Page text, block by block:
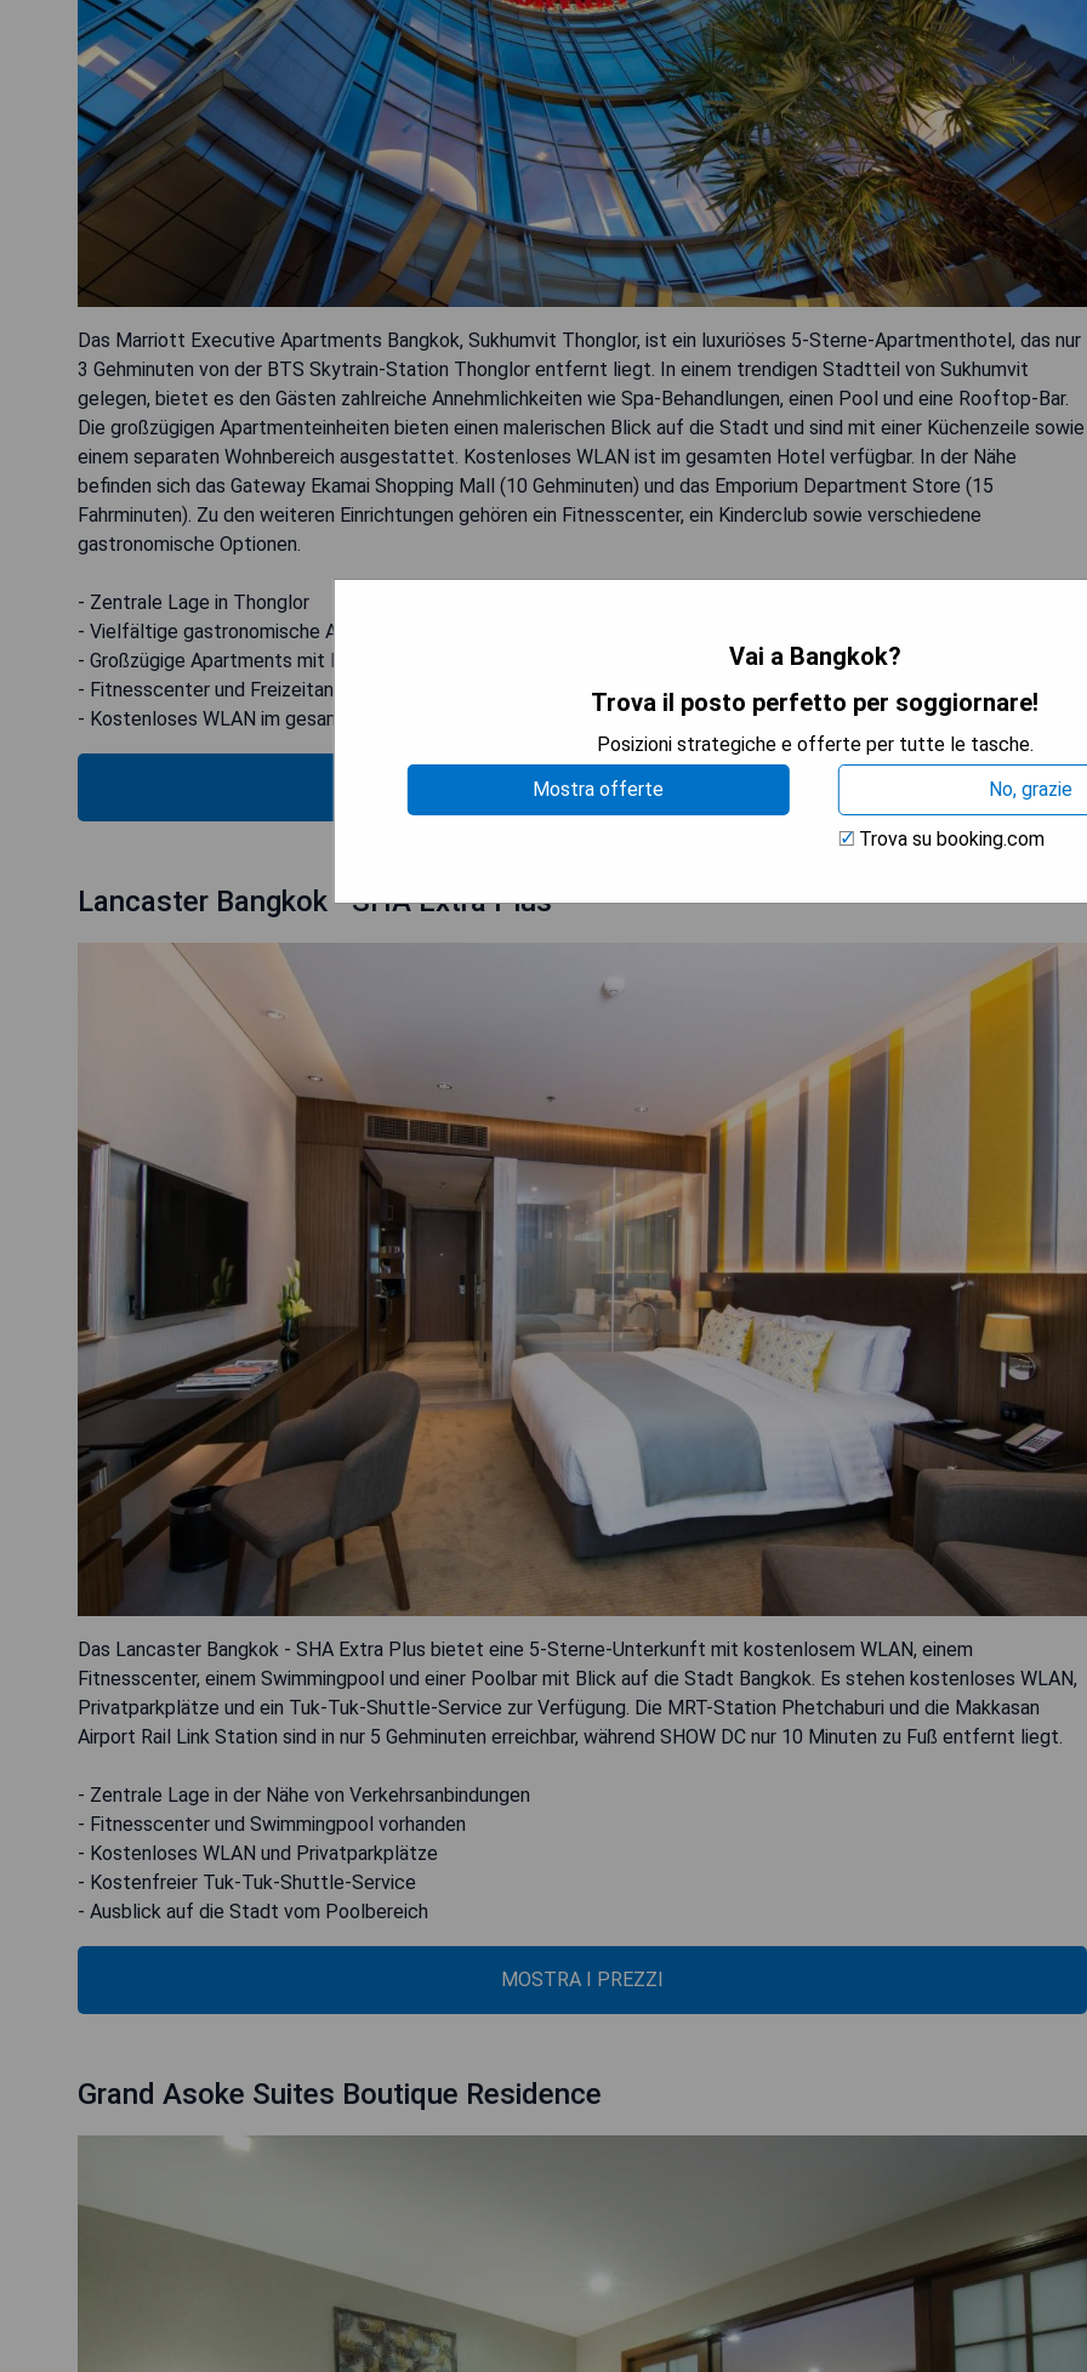
Das Marriott Executive Apartments Bangkok, Sukhumvit Thonglor, ist ein luxuriöses 5-Sterne-Apartmenthotel, das nur
3 Gehminuten von der BTS Skytrain-Station Thonglor entfernt liegt. In einem trendigen Stadtteil von Sukhumvit
gelegen, bietet es den Gästen zahlreiche Annehmlichkeiten wie Spa-Behandlungen, einen Pool und eine Rooftop-Bar.
Die großzügigen Apartmenteinheiten bieten einen malerischen Blick auf die Stadt und sind mit einer Küchenzeile sowie
einem separaten Wohnbereich ausgestattet. Kostenloses WLAN ist im gesamten Hotel verfügbar. In der Nähe
befinden sich das Gateway Ekamai Shopping Mall (10 Gehminuten) und das Emporium Department Store (15
Fahrminuten). Zu den weiteren Einrichtungen gehören ein Fitnesscenter, ein Kinderclub sowie verschiedene
gastronomische Optionen.
- Zentrale Lage in Thonglor
- Vielfältige gastronomische Angebote
- Großzügige Apartments mit Küchenzeile
- Fitnesscenter und Freizeitangebote für Kinder
- Kostenloses WLAN im gesamten Hotel
MOSTRA I PREZZI
Lancaster Bangkok - SHA Extra Plus
Das Lancaster Bangkok - SHA Extra Plus bietet eine 5-Sterne-Unterkunft mit kostenlosem WLAN, einem
Fitnesscenter, einem Swimmingpool und einer Poolbar mit Blick auf die Stadt Bangkok. Es stehen kostenloses WLAN,
Privatparkplätze und ein Tuk-Tuk-Shuttle-Service zur Verfügung. Die MRT-Station Phetchaburi und die Makkasan
Airport Rail Link Station sind in nur 5 Gehminuten erreichbar, während SHOW DC nur 10 Minuten zu Fuß entfernt liegt.
- Zentrale Lage in der Nähe von Verkehrsanbindungen
- Fitnesscenter und Swimmingpool vorhanden
- Kostenloses WLAN und Privatparkplätze
- Kostenfreier Tuk-Tuk-Shuttle-Service
- Ausblick auf die Stadt vom Poolbereich
MOSTRA I PREZZI
Grand Asoke Suites Boutique Residence
Vai a Bangkok?
Trova il posto perfetto per soggiornare!
Posizioni strategiche e offerte per tutte le tasche.
Mostra offerte
No, grazie
Trova su booking.com